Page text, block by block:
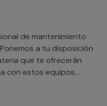
de mantenimiento
a tu disposición
que te ofrecerán
con estos equipos